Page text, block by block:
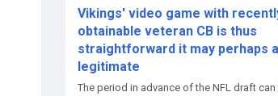
Vikings' video game with
obtainable veteran CB is thus
straightforward it may perhaps
legitimate
The period in advance of the NFL draft